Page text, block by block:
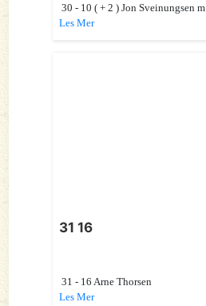
30 - 10 ( + 2 ) Jon Sveinungsen m
Les Mer
31 16
31 - 16 Arne Thorsen
Les Mer